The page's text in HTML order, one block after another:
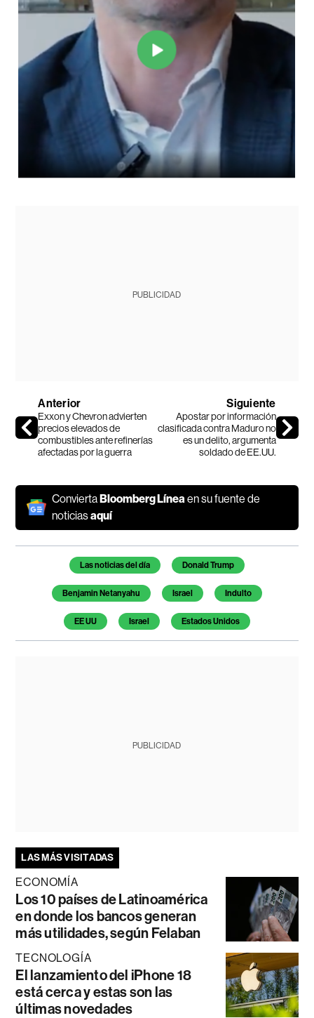
PUBLICIDAD
Anterior
Exxon y Chevron advierten
precios elevados de
combustibles ante refinerías
afectadas por la guerra
Siguiente
Apostar por información
clasificada contra Maduro no
es un delito, argumenta
soldado de EE.UU.
ConviertaBloomberg Línea en su fuente de
noticiasaquí
Temas de este artículo
Las noticias del día Donald Trump
Benjamin Netanyahu Israel Indulto
EE UU Israel Estados Unidos
PUBLICIDAD
LAS MÁS VISITADAS
ECONOMÍA
Los 10 países de Latinoamérica
en donde los bancos generan
más utilidades, según Felaban
TECNOLOGÍA
El lanzamiento del iPhone 18
está cerca y estas son las
últimas novedades